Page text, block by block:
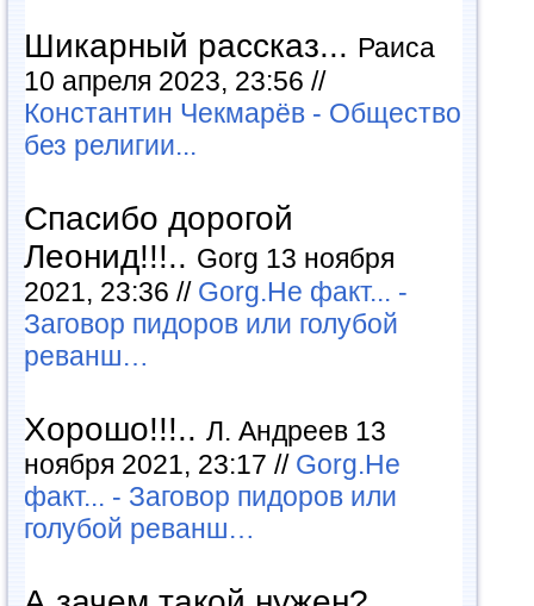
Шикарный рассказ... Раиса
10 апреля 2023, 23:56 //
Константин Чекмарёв - Общество
без религии...
Спасибо дорогой
Леонид!!!.. Gorg 13 ноября
2021, 23:36 // Gorg.Не факт... -
Заговор пидоров или голубой
реванш…
Хорошо!!!.. Л. Андреев 13
ноября 2021, 23:17 // Gorg.Не
факт... - Заговор пидоров или
голубой реванш…